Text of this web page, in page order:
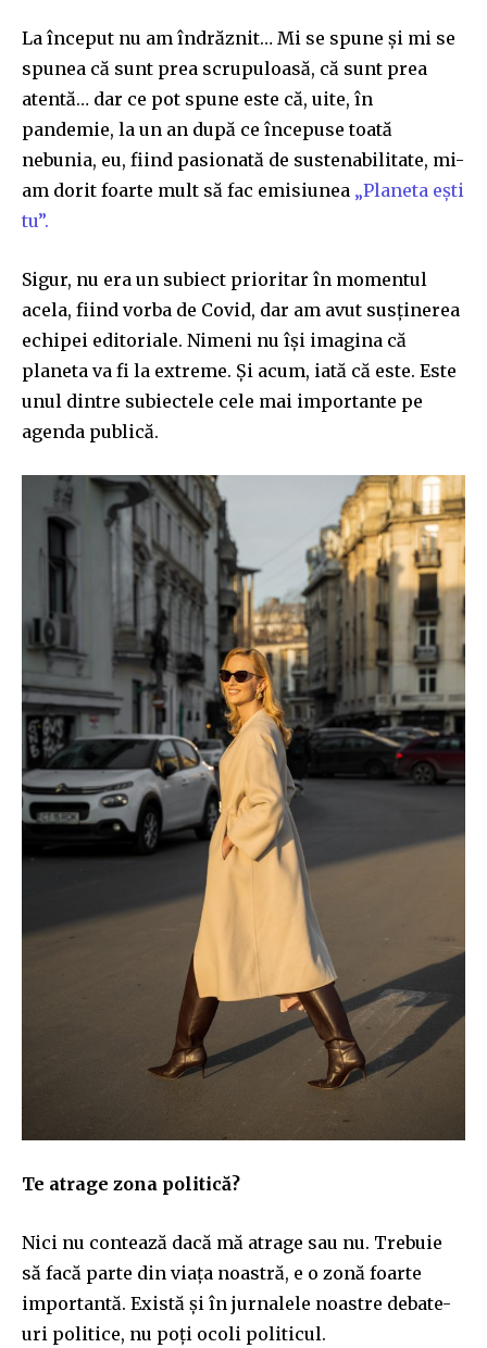
La început nu am îndrăznit… Mi se spune și mi se
spunea că sunt prea scrupuloasă, că sunt prea
atentă… dar ce pot spune este că, uite, în
pandemie, la un an după ce începuse toată
nebunia, eu, fiind pasionată de sustenabilitate, mi-
am dorit foarte mult să fac emisiunea „Planeta ești
tu”.
Sigur, nu era un subiect prioritar în momentul
acela, fiind vorba de Covid, dar am avut susținerea
echipei editoriale. Nimeni nu își imagina că
planeta va fi la extreme. Și acum, iată că este. Este
unul dintre subiectele cele mai importante pe
agenda publică.
Te atrage zona politică?
Nici nu contează dacă mă atrage sau nu. Trebuie
să facă parte din viața noastră, e o zonă foarte
importantă. Există și în jurnalele noastre debate-
uri politice, nu poți ocoli politicul.